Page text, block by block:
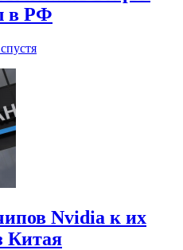
в РФ
Nvidia к их
Китая